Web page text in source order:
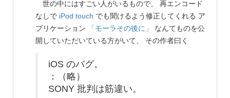
世の中にはすごい人がいるもので、 再エンコード
なしで iPod touch でも聞けるよう修正してくれる ア
プリケーション
「モーラその後に」
なんてものを公
開していただいている方がいて、 その作者曰く
iOS のバグ。
：（略）
SONY 批判は筋違い。